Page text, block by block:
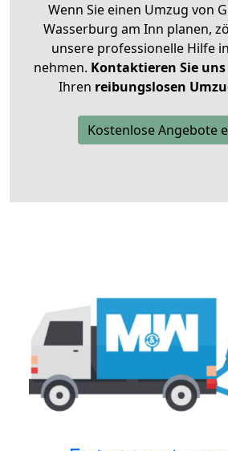
Wenn Sie einen Umzug von
Wasserburg am Inn planen,
unsere professionelle Hilfe
nehmen. Kontaktieren Sie
Ihren reibungslosen
Kostenlose Angebote